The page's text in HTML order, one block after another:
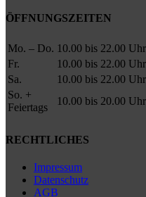
ÖFFNUNGSZEITEN
Mo. – Do. 10.00 bis 22.00 Uhr
Fr.
10.00 bis 22.00 Uhr
Sa.
10.00 bis 22.00 Uhr
So. +
Feiertags
10.00 bis 20.00 Uhr
RECHTLICHES
Impressum
Datenschutz
AGB